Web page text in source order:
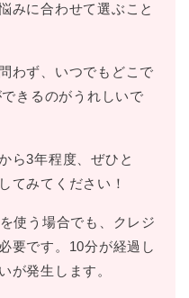
みに合わせて選ぶこと
わず、いつでもどこで
きるのがうれしいで
ら3年程度、ぜひと
てみてください！
使う場合でも、クレジ
要です。10分が経過し
が発生します。